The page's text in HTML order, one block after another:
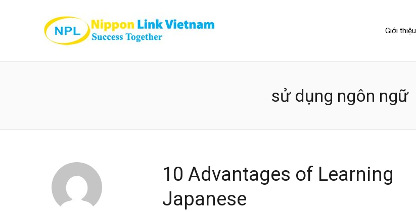
Giới thiệu
sử dụng ngôn ngữ
10 Advantages of Learning
Japanese